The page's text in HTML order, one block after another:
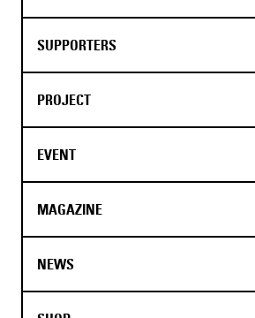
SUPPORTERS
PROJECT
EVENT
MAGAZINE
NEWS